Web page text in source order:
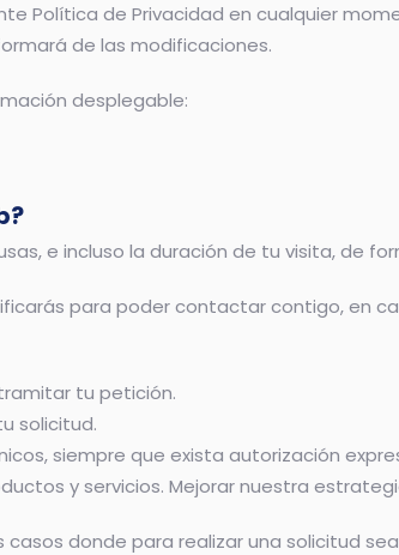
Política de Privacidad en cualquier
de las modificaciones.
desplegable:
e incluso la duración de tu visita, de
para poder contactar contigo, en
tu petición.
solicitud.
siempre que exista autorización
y servicios. Mejorar nuestra
donde para realizar una solicitud